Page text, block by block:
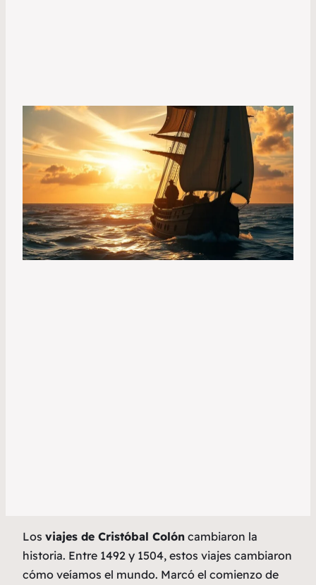
Los viajes de Cristóbal Colón cambiaron la
historia. Entre 1492 y 1504, estos viajes cambiaron
cómo veíamos el mundo. Marcó el comienzo de